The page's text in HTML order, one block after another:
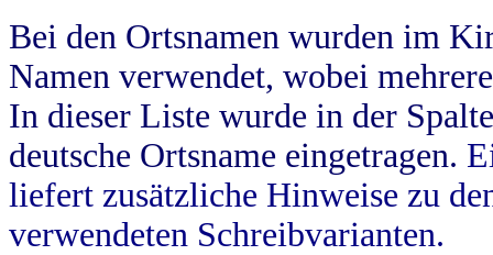
Bei den Ortsnamen wurden im
Namen verwendet, wobei
In dieser Liste wurde in der
deutsche Ortsname eingetragen.
liefert zusätzliche Hinweise zu
verwendeten Schreibvarianten.